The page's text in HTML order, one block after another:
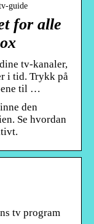
guide
for alle
tv-kanaler,
i tid. Trykk på
til …
den
Se hvordan
tv program